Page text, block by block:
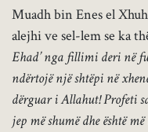
Muadh bin Enes el
alejhi ve sel-lem se ka
Ehad’ nga fillimi deri në
ndërtojë një shtëpi në
dërguar i Allahut! Profeti
jep më shumë dhe është